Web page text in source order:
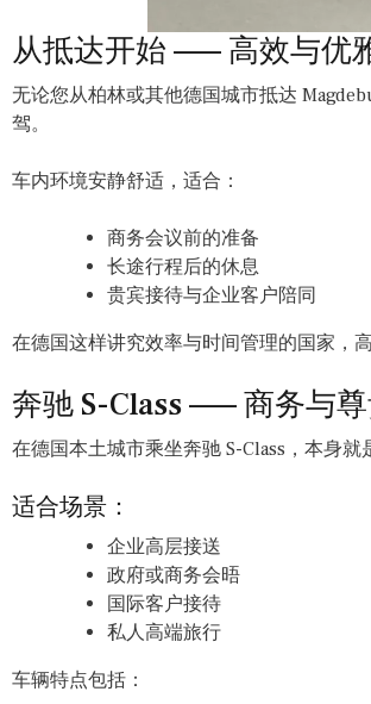
从抵达开始 —— 高效与优
无论您从柏林或其他德国城市抵达
驾。
车内环境安静舒适，适合：
商务会议前的准备
长途行程后的休息
贵宾接待与企业客户陪同
在德国这样讲究效率与时间管理的国家，
奔驰 S-Class —— 商务与
在德国本土城市乘坐奔驰 S-Class，本身就
适合场景：
企业高层接送
政府或商务会晤
国际客户接待
私人高端旅行
车辆特点包括：